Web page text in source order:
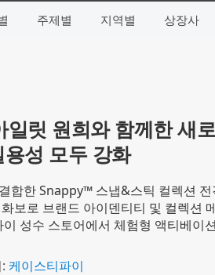
주제별 지역별 상장사
일릿 원희와 함께한 새
성 모두 강화
합한 Snappy™ 스냅&스틱 컬렉션
보로 브랜드 아이덴티티 및 컬렉션
성수 스토어에서 체험형 액티베이
케이스티파이